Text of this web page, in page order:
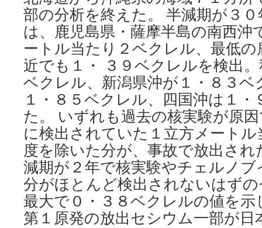
部の分析を終えた。 半減期が３
は、鹿児島県・薩摩半島の南西沖
ートル当たり２ベクレル、最低
近でも１・ ３９ベクレルを検出
ベクレル、新潟県沖が１・８３ベ
１・８５ベクレル、四国沖は１
た。 いずれも過去の核実験が原
に検出されていた１立方メート
度を除いた分が、事故で放出さ
減期が２年で核実験やチェルノ
分がほとんど検出されないはず
最大で０・３８ベクレルの値を示
第１原発の放出セシウム一部が日